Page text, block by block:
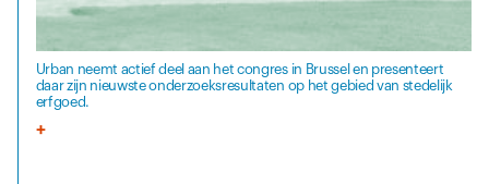
Urban neemt actief deel aan het congres in Brussel en presenteert
daar zijn nieuwste onderzoeksresultaten op het gebied van stedelijk
erfgoed.